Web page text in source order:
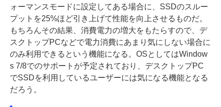
ォーマンスモードに設定してある場合に、SSDのスルー
プットを25%ほど引き上げて性能を向上させるものだ。
もちろんその結果、消費電力の増大をもたらすので、デ
スクトップPCなどで電力消費にあまり気にしない場合に
のみ利用できるという機能になる。OSとしてはWindow
s 7/8でのサポートが予定されており、デスクトップPC
でSSDを利用しているユーザーには気になる機能となる
だろう。